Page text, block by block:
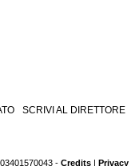
SCRIVI AL DIRETTORE
- Credits | Privacy